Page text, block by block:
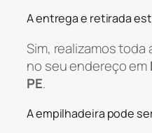
A entrega e retirada
Sim, realizamos
no seu endereço em
PE.
A empilhadeira pode